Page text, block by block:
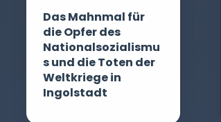
Das Mahnmal für
die Opfer des
Nationalsozialismu
s und die Toten der
Weltkriege in
Ingolstadt